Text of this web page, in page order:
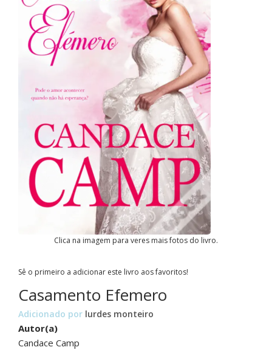
Clica na imagem para veres mais fotos do livro.
Sê o primeiro a adicionar este livro aos favoritos!
Casamento Efemero
Adicionado por lurdes monteiro
Autor(a)
Candace Camp